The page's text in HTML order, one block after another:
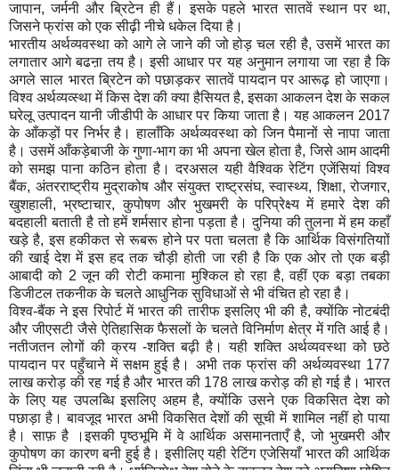
जापान,जर्मनी और ब्रिटेन ही हैं। इसके पहले भारत सातवें स्थान पर था,
जिसने फ्रांस को एक सीढ़ी नीचे धकेल दिया है।
भारतीय अर्थव्यवस्था को आगे ले जाने की जो होड़ चल रही है,उसमें भारत का
लगातार आगे बढऩा तय है। इसी आधार पर यह अनुमान लगाया जा रहा है कि
अगले साल भारत ब्रिटेन को पछाड़कर सातवें पायदान पर आरूढ़ हो जाएगा।
विश्व अर्थव्यव्स्था में किस देश की क्या हैसियत है,इसका आकलन देश के सकल
घरेलू उत्पादन यानी जीडीपी के आधार पर किया जाता है। यह आकलन 2017
के आँकड़ों पर निर्भर है। हालाँकि अर्थव्यवस्था को जिन पैमानों से नापा जाता
है। उसमें आँकड़ेबाजी के गुणा-भाग का भी अपना खेल होता है,जिसे आम आदमी
को समझ पाना कठिन होता है। दरअसल यही वैश्विक रेटिंग एजेंसियां विश्व
बैंक, अंतरराष्ट्रीय मुद्राकोष और संयुक्त राष्ट्रसंघ,स्वास्थ्य,शिक्षा,रोजगार,
खुशहाली,भ्रष्टाचार,कुपोषण और भुखमरी के परिप्रेक्ष्य में हमारे देश की
बदहाली बताती है तो हमें शर्मसार होना पड़ता है। दुनिया की तुलना में हम कहाँ
खड़े है,इस हकीकत से रूबरू होने पर पता चलता है कि आर्थिक विसंगतियाों
की खाई देश में इस हद तक चौड़ी होती जा रही है कि एक ओर तो एक बड़ी
आबादी को 2 जून की रोटी कमाना मुश्किल हो रहा है,वहीं एक बड़ा तबका
डिजीटल तकनीक के चलते आधुनिक सुविधाओं से भी वंचित हो रहा है।
विश्व-बैंक ने इस रिपोर्ट में भारत की तारीफ इसलिए भी की है,क्योंकि नोटबंदी
और जीएसटी जैसे ऐतिहासिक फैसलों के चलते विनिर्माण क्षेत्र में गति आई है।
नतीजतन लोगों की क्रय -शक्ति बढ़ी है। यही शक्ति अर्थव्यवस्था को छठे
पायदान पर पहुँचाने में सक्षम हुई है। अभी तक फ्रांस की अर्थव्यवस्था 177
लाख करोड़ की रह गई है और भारत की 178 लाख करोड़ की हो गई है। भारत
के लिए यह उपलब्धि इसलिए अहम है,क्योंकि उसने एक विकसित देश को
पछाड़ा है। बावजूद भारत अभी विकसित देशों की सूची में शामिल नहीं हो पाया
है। साफ़ है ।इसकी पृष्ठभूमि में वे आर्थिक असमानताएँ है,जो भुखमरी और
कुपोषण का कारण बनी हुई है। इसीलिए यही रेटिंग एजेसियाँ भारत की आर्थिक